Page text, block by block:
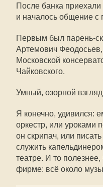
После банка
и началось общение с
Первым был парень-
Артемович Феодосьев,
Московской
Чайковского.
Умный, озорной
Я конечно, удивился:
оркестр, или уроками
он скрипач, или
служить
театре. И то
фирме: всё около